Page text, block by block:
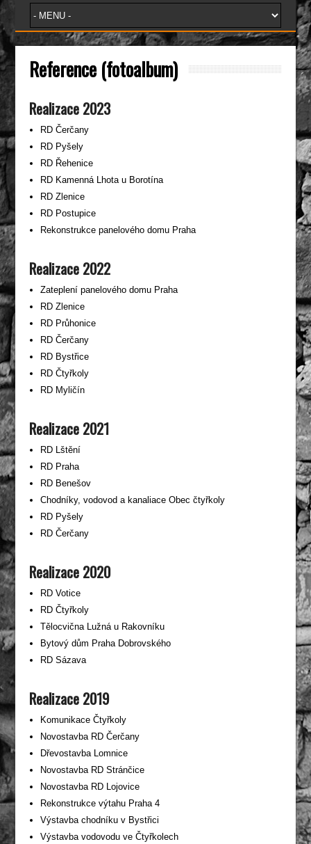
Reference (fotoalbum)
Realizace 2023
RD Čerčany
RD Pyšely
RD Řehenice
RD Kamenná Lhota u Borotína
RD Zlenice
RD Postupice
Rekonstrukce panelového domu Praha
Realizace 2022
Zateplení panelového domu Praha
RD Zlenice
RD Průhonice
RD Čerčany
RD Bystřice
RD Čtyřkoly
RD Myličín
Realizace 2021
RD Lštění
RD Praha
RD Benešov
Chodníky, vodovod a kanaliace Obec čtyřkoly
RD Pyšely
RD Čerčany
Realizace 2020
RD Votice
RD Čtyřkoly
Tělocvična Lužná u Rakovníku
Bytový dům Praha Dobrovského
RD Sázava
Realizace 2019
Komunikace Čtyřkoly
Novostavba RD Čerčany
Dřevostavba Lomnice
Novostavba RD Stránčice
Novostavba RD Lojovice
Rekonstrukce výtahu Praha 4
Výstavba chodníku v Bystřici
Výstavba vodovodu ve Čtyřkolech